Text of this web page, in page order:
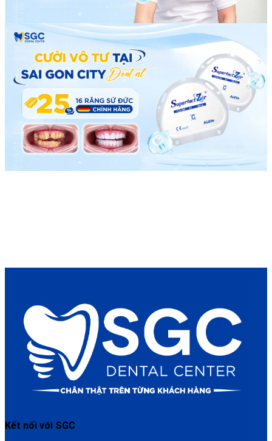
Kết nối với SGC